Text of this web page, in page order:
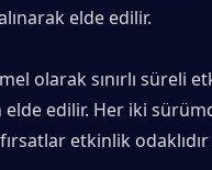
elde edilir.
olarak sınırlı süreli
edilir. Her iki
etkinlik odaklıdır